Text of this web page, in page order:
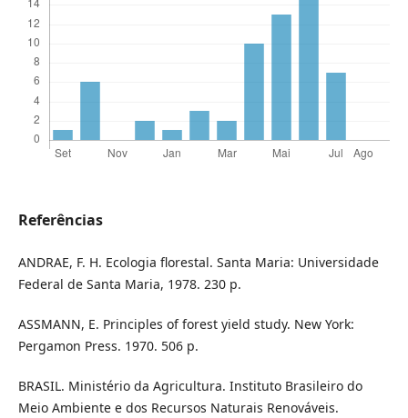
Referências
ANDRAE, F. H. Ecologia florestal. Santa Maria: Universidade
Federal de Santa Maria, 1978. 230 p.
ASSMANN, E. Principles of forest yield study. New York:
Pergamon Press. 1970. 506 p.
BRASIL. Ministério da Agricultura. Instituto Brasileiro do
Meio Ambiente e dos Recursos Naturais Renováveis.